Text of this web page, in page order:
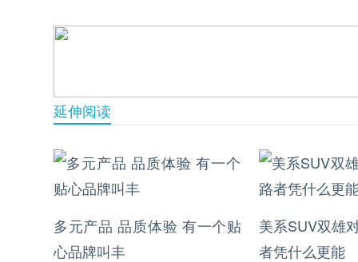
延伸阅读
多元产品 品质体验 有一个贴
心品牌叫丰
美系SUV双雄
者凭什么更能